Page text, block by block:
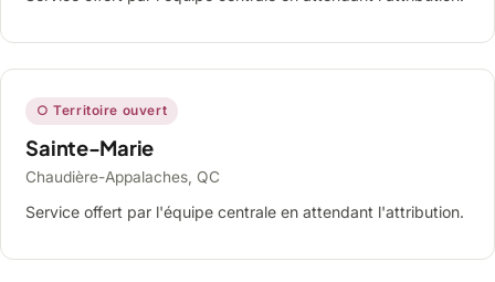
○ Territoire ouvert
Sainte-Marie
Chaudière-Appalaches, QC
Service offert par l'équipe centrale en attendant l'attribution.